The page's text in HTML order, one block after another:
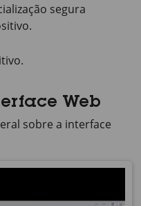
segura
Web
sobre a interface